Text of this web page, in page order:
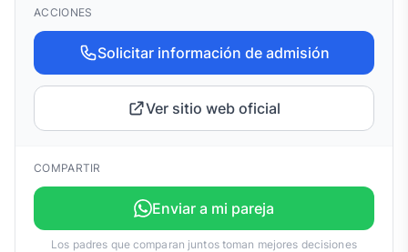
ACCIONES
Solicitar información de admisión
Ver sitio web oficial
COMPARTIR
Enviar a mi pareja
Los padres que comparan juntos toman mejores decisiones